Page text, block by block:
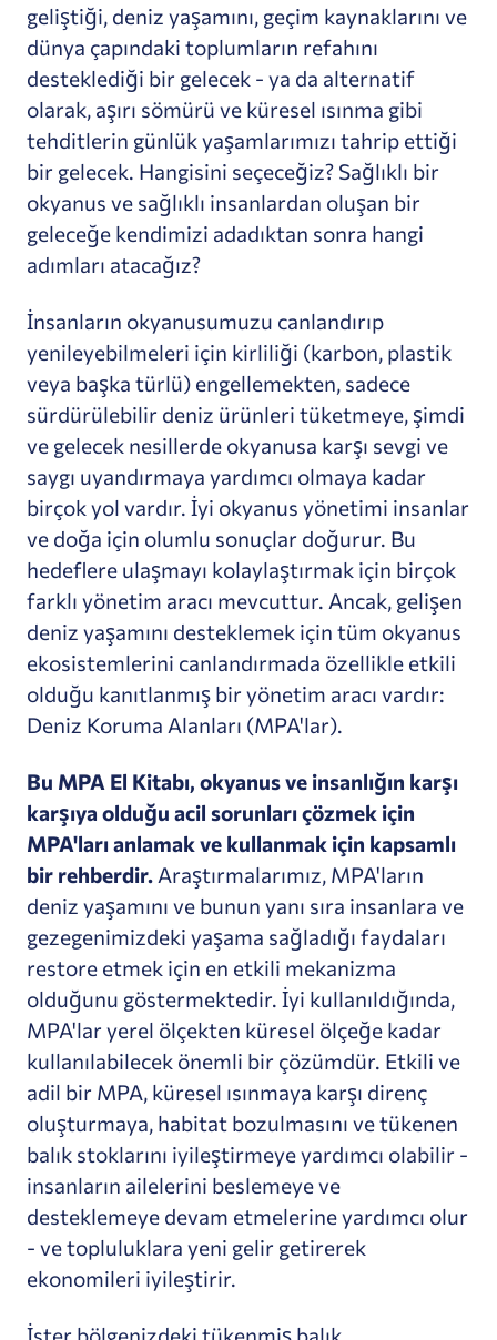
geliştiği, deniz yaşamını, geçim kaynaklarını ve
dünya çapındaki toplumların refahını
desteklediği bir gelecek - ya da alternatif
olarak, aşırı sömürü ve küresel ısınma gibi
tehditlerin günlük yaşamlarımızı tahrip ettiği
bir gelecek. Hangisini seçeceğiz? Sağlıklı bir
okyanus ve sağlıklı insanlardan oluşan bir
geleceğe kendimizi adadıktan sonra hangi
adımları atacağız?
İnsanların okyanusumuzu canlandırıp
yenileyebilmeleri için kirliliği (karbon, plastik
veya başka türlü) engellemekten, sadece
sürdürülebilir deniz ürünleri tüketmeye, şimdi
ve gelecek nesillerde okyanusa karşı sevgi ve
saygı uyandırmaya yardımcı olmaya kadar
birçok yol vardır. İyi okyanus yönetimi insanlar
ve doğa için olumlu sonuçlar doğurur. Bu
hedeflere ulaşmayı kolaylaştırmak için birçok
farklı yönetim aracı mevcuttur. Ancak, gelişen
deniz yaşamını desteklemek için tüm okyanus
ekosistemlerini canlandırmada özellikle etkili
olduğu kanıtlanmış bir yönetim aracı vardır:
Deniz Koruma Alanları (MPA'lar).
Bu MPA El Kitabı, okyanus ve insanlığın karşı
karşıya olduğu acil sorunları çözmek için
MPA'ları anlamak ve kullanmak için kapsamlı
bir rehberdir.Araştırmalarımız, MPA'ların
deniz yaşamını ve bunun yanı sıra insanlara ve
gezegenimizdeki yaşama sağladığı faydaları
restore etmek için en etkili mekanizma
olduğunu göstermektedir. İyi kullanıldığında,
MPA'lar yerel ölçekten küresel ölçeğe kadar
kullanılabilecek önemli bir çözümdür. Etkili ve
adil bir MPA, küresel ısınmaya karşı direnç
oluşturmaya, habitat bozulmasını ve tükenen
balık stoklarını iyileştirmeye yardımcı olabilir -
insanların ailelerini beslemeye ve
desteklemeye devam etmelerine yardımcı olur
- ve topluluklara yeni gelir getirerek
ekonomileri iyileştirir.